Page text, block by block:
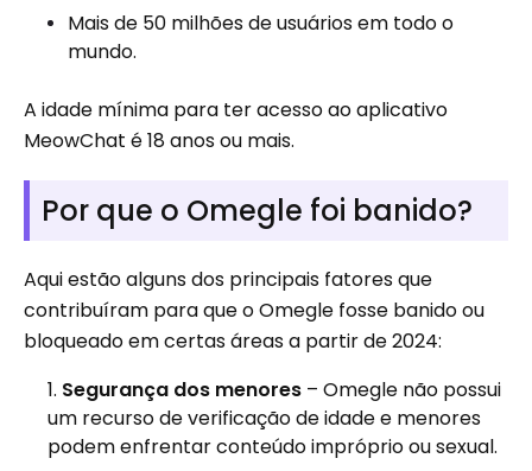
Mais de 50 milhões de usuários em todo o
mundo.
A idade mínima para ter acesso ao aplicativo
MeowChat é 18 anos ou mais.
Por que o Omegle foi banido?
Aqui estão alguns dos principais fatores que
contribuíram para que o Omegle fosse banido ou
bloqueado em certas áreas a partir de 2024:
Segurança dos menores – Omegle não possui
um recurso de verificação de idade e menores
podem enfrentar conteúdo impróprio ou sexual.